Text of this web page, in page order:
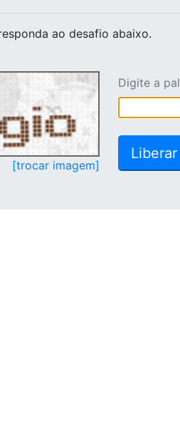
ao desafio abaixo.
[trocar imagem]
Digite a